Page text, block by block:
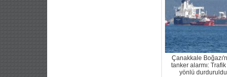
Çanakkale
tanker alarmı:
yönlü durduruldu